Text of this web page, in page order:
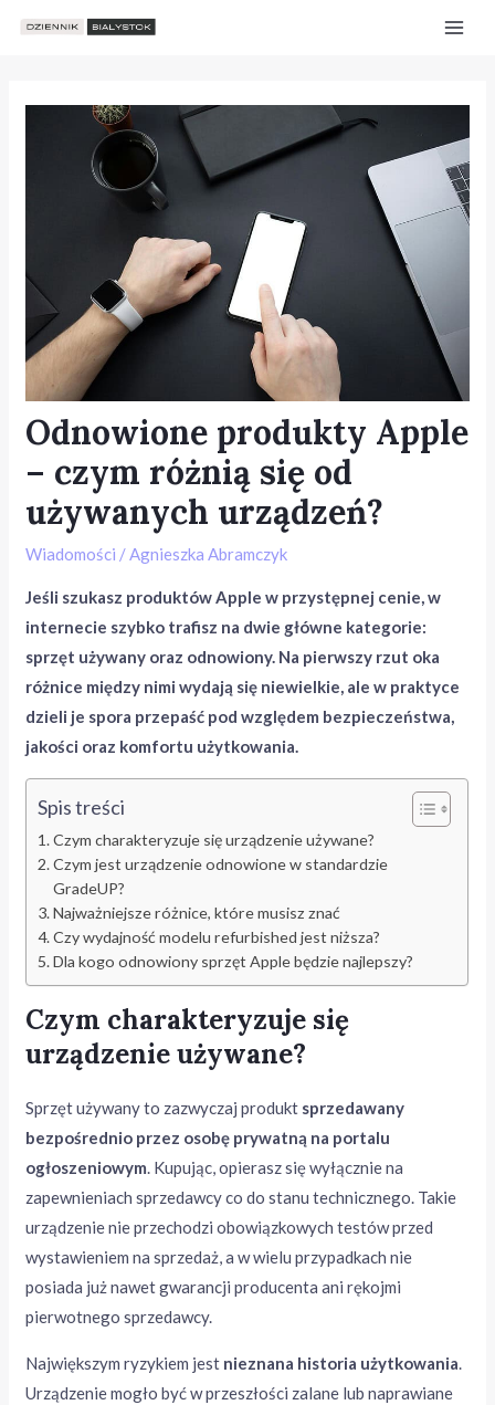
Main
Odnowione produkty Apple
– czym różnią się od
używanych urządzeń?
Wiadomości /Agnieszka Abramczyk
Jeśli szukasz produktów Apple w przystępnej cenie, w
internecie szybko trafisz na dwie główne kategorie:
sprzęt używany oraz odnowiony. Na pierwszy rzut oka
różnice między nimi wydają się niewielkie, ale w praktyce
dzieli je spora przepaść pod względem bezpieczeństwa,
jakości oraz komfortu użytkowania.
Spis treści
Czym charakteryzuje się urządzenie używane?
Czym jest urządzenie odnowione w standardzie
GradeUP?
Najważniejsze różnice, które musisz znać
Czy wydajność modelu refurbished jest niższa?
Dla kogo odnowiony sprzęt Apple będzie najlepszy?
Czym charakteryzuje się
urządzenie używane?
Sprzęt używany to zazwyczaj produkt sprzedawany
bezpośrednio przez osobę prywatną na portalu
ogłoszeniowym. Kupując, opierasz się wyłącznie na
zapewnieniach sprzedawcy co do stanu technicznego. Takie
urządzenie nie przechodzi obowiązkowych testów przed
wystawieniem na sprzedaż, a w wielu przypadkach nie
posiada już nawet gwarancji producenta ani rękojmi
pierwotnego sprzedawcy.
Największym ryzykiem jest nieznana historia użytkowania.
Urządzenie mogło być w przeszłości zalane lub naprawiane